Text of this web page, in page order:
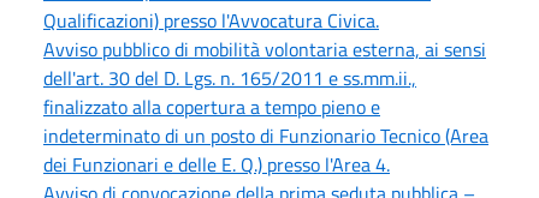
Qualificazioni) presso l'Avvocatura Civica.
Avviso pubblico di mobilità volontaria esterna, ai sensi
dell'art. 30 del D. Lgs. n. 165/2011 e ss.mm.ii.,
finalizzato alla copertura a tempo pieno e
indeterminato di un posto di Funzionario Tecnico (Area
dei Funzionari e delle E. Q.) presso l'Area 4.